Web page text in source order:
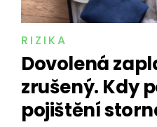
RIZIKA
Dovolená
zrušený. Kdy
pojištění